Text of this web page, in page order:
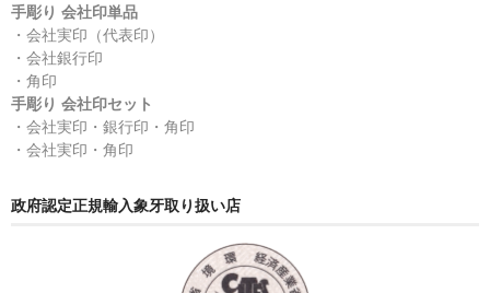
手彫り 会社印単品
・会社実印（代表印）
・会社銀行印
・角印
手彫り 会社印セット
・会社実印・銀行印・角印
・会社実印・角印
政府認定正規輸入象牙取り扱い店